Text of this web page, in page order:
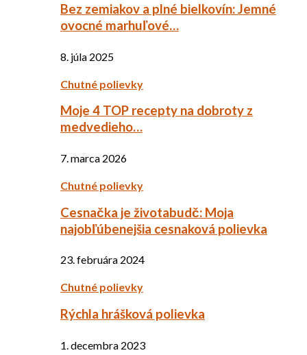
Bez zemiakov a plné bielkovín: Jemné
ovocné marhuľové…
8. júla 2025
Chutné polievky
Moje 4 TOP recepty na dobroty z
medvedieho…
7. marca 2026
Chutné polievky
Cesnačka je životabudč: Moja
najobľúbenejšia cesnaková polievka
23. februára 2024
Chutné polievky
Rýchla hrášková polievka
1. decembra 2023